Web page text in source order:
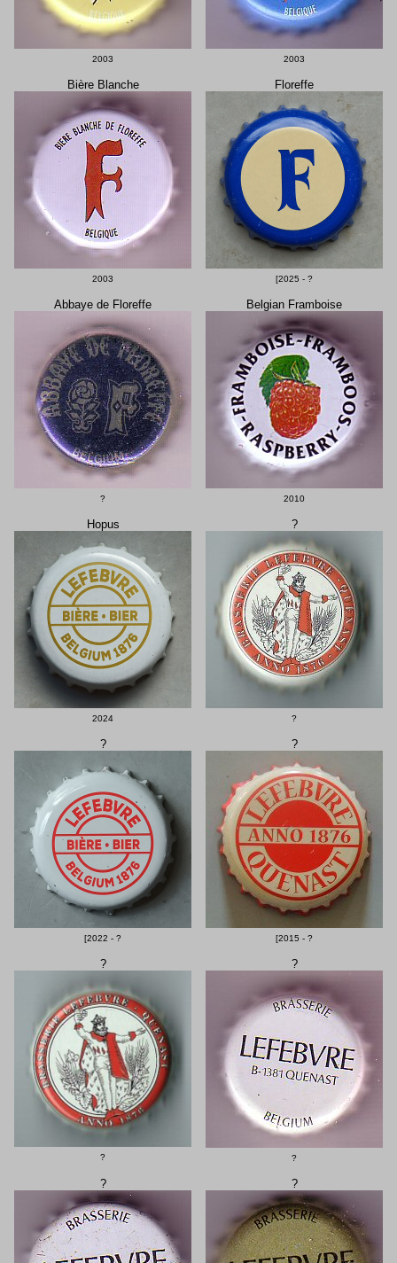
2003 2003
Bière Blanche
2003
Floreffe
[2025 - ?
Abbaye de Floreffe
?
Belgian Framboise
2010
Hopus
2024
?
?
?
[2022 - ?
?
[2015 - ?
?
?
?
?
? ?